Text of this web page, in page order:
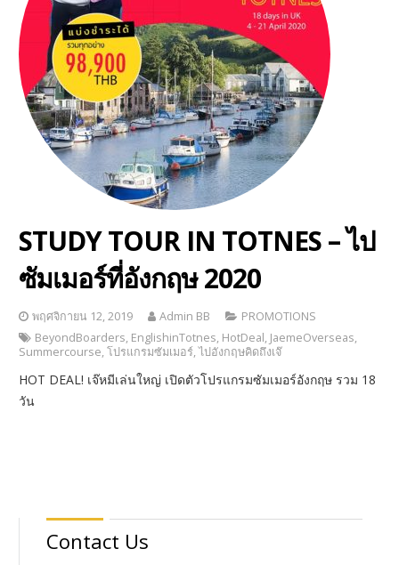
CONTACT US
STUDY TOUR IN TOTNES – ไป
ซัมเมอร์ที่อังกฤษ 2020
พฤศจิกายน 12, 2019 Admin BB
PROMOTIONS
BeyondBoarders, EnglishinTotnes, HotDeal, JaemeOverseas,
Summercourse, โปรแกรมซัมเมอร์,ไปอังกฤษคิดถึงเจ๊
HOT DEAL! เจ๊หมีเล่นใหญ่ เปิดตัวโปรแกรมซัมเมอร์อังกฤษ รวม 18
วัน
Contact Us